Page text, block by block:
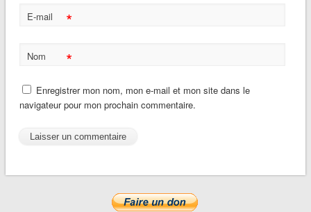
E-mail *
Nom *
Enregistrer mon nom, mon e-mail et mon site dans le
navigateur pour mon prochain commentaire.